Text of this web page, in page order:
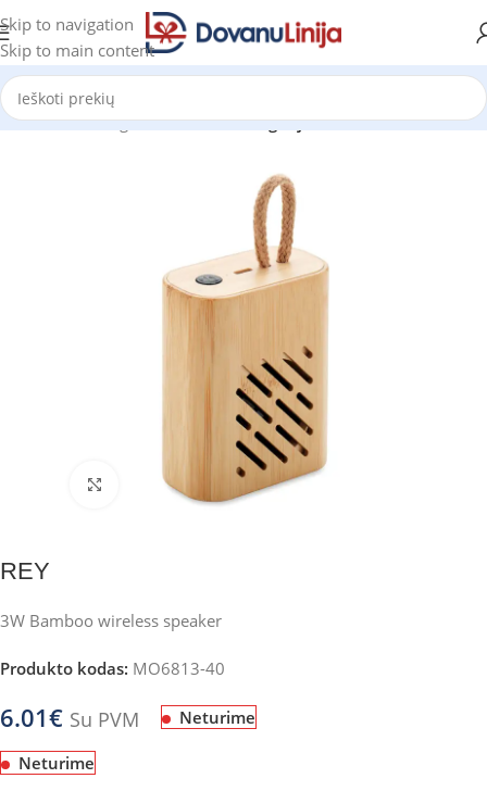
Skip to navigation
Skip to main content
Pradžia Katalogas Prekes be kategorijos
Click to enlarge
REY
3W Bamboo wireless speaker
Produkto kodas: MO6813-40
6.01€ Su PVM Neturime
Neturime